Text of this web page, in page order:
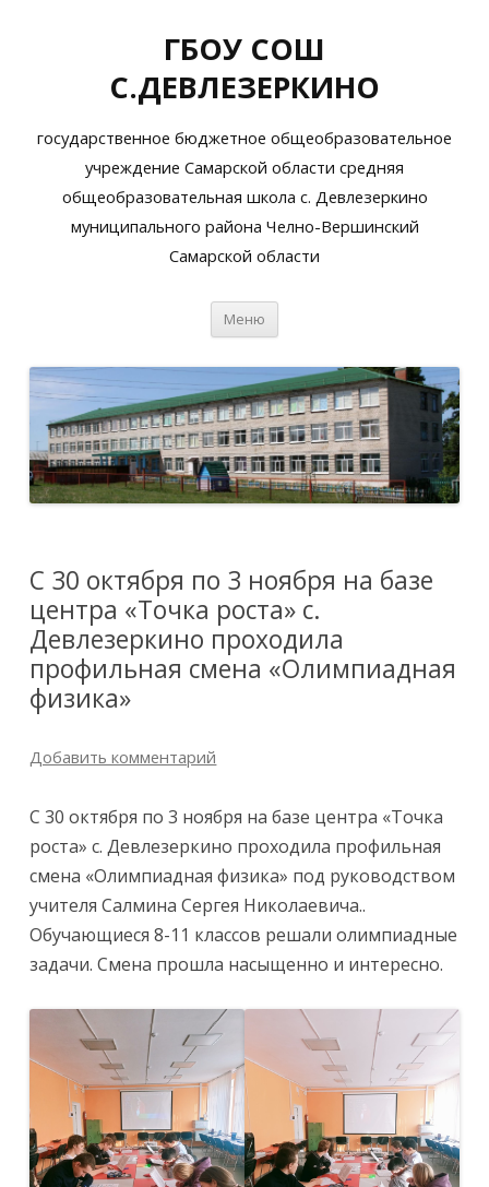
ГБОУ СОШ
С.ДЕВЛЕЗЕРКИНО
государственное бюджетное общеобразовательное
учреждение Самарской области средняя
общеобразовательная школа с. Девлезеркино
муниципального района Челно-Вершинский
Самарской области
Меню
С 30 октября по 3 ноября на базе
центра «Точка роста» с.
Девлезеркино проходила
профильная смена «Олимпиадная
физика»
Добавить комментарий
С 30 октября по 3 ноября на базе центра «Точка
роста» с. Девлезеркино проходила профильная
смена «Олимпиадная физика» под руководством
учителя Салмина Сергея Николаевича..
Обучающиеся 8-11 классов решали олимпиадные
задачи. Смена прошла насыщенно и интересно.